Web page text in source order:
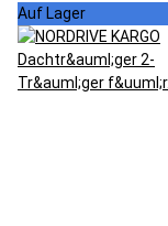
Auf Lager